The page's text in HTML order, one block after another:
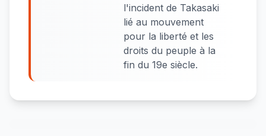
l'incident de Takasaki
lié au mouvement
pour la liberté et les
droits du peuple à la
fin du 19e siècle.